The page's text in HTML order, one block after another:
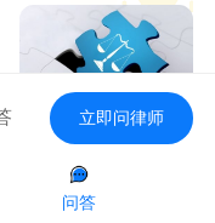
立即问律师
问答